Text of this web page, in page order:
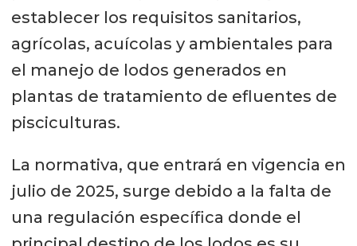
establecer los requisitos sanitarios,
agrícolas, acuícolas y ambientales para
el manejo de lodos generados en
plantas de tratamiento de efluentes de
pisciculturas.
La normativa, que entrará en vigencia en
julio de 2025, surge debido a la falta de
una regulación específica donde el